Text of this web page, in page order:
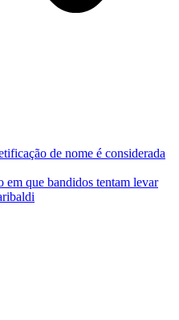
de nome é considerada
em que bandidos tentam levar